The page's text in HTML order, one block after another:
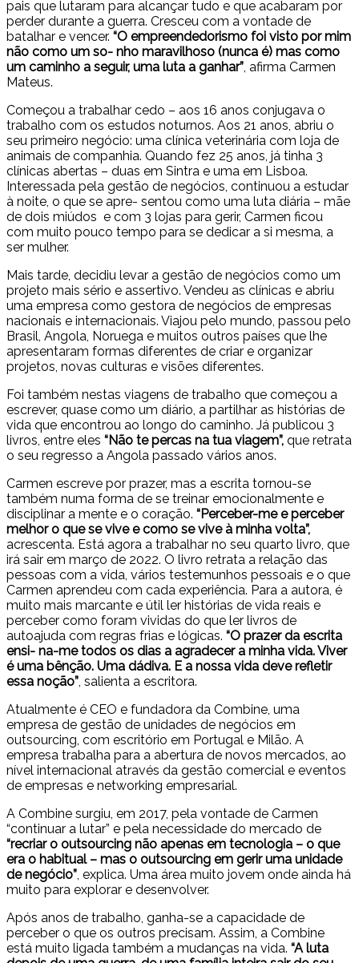
pais que lutaram para alcançar tudo e que acabaram por
perder durante a guerra. Cresceu com a vontade de
batalhar e vencer. “O empreendedorismo foi visto por mim
não como um so- nho maravilhoso (nunca é) mas como
um caminho a seguir, uma luta a ganhar”, afirma Carmen
Mateus.
Começou a trabalhar cedo – aos 16 anos conjugava o
trabalho com os estudos noturnos. Aos 21 anos, abriu o
seu primeiro negócio: uma clínica veterinária com loja de
animais de companhia. Quando fez 25 anos, já tinha 3
clínicas abertas – duas em Sintra e uma em Lisboa.
Interessada pela gestão de negócios, continuou a estudar
à noite, o que se apre- sentou como uma luta diária – mãe
de dois miúdos e com 3 lojas para gerir, Carmen ficou
com muito pouco tempo para se dedicar a si mesma, a
ser mulher.
Mais tarde, decidiu levar a gestão de negócios como um
projeto mais sério e assertivo. Vendeu as clínicas e abriu
uma empresa como gestora de negócios de empresas
nacionais e internacionais. Viajou pelo mundo, passou pelo
Brasil, Angola, Noruega e muitos outros países que lhe
apresentaram formas diferentes de criar e organizar
projetos, novas culturas e visões diferentes.
Foi também nestas viagens de trabalho que começou a
escrever, quase como um diário, a partilhar as histórias de
vida que encontrou ao longo do caminho. Já publicou 3
livros, entre eles “Não te percas na tua viagem”, que retrata
o seu regresso a Angola passado vários anos.
Carmen escreve por prazer, mas a escrita tornou-se
também numa forma de se treinar emocionalmente e
disciplinar a mente e o coração. “Perceber-me e perceber
melhor o que se vive e como se vive à minha volta”,
acrescenta. Está agora a trabalhar no seu quarto livro, que
irá sair em março de 2022. O livro retrata a relação das
pessoas com a vida, vários testemunhos pessoais e o que
Carmen aprendeu com cada experiência. Para a autora, é
muito mais marcante e útil ler histórias de vida reais e
perceber como foram vividas do que ler livros de
autoajuda com regras frias e lógicas. “O prazer da escrita
ensi- na-me todos os dias a agradecer a minha vida. Viver
é uma bênção. Uma dádiva. E a nossa vida deve refletir
essa noção”, salienta a escritora.
Atualmente é CEO e fundadora da Combine, uma
empresa de gestão de unidades de negócios em
outsourcing, com escritório em Portugal e Milão. A
empresa trabalha para a abertura de novos mercados, ao
nível internacional através da gestão comercial e eventos
de empresas e networking empresarial.
A Combine surgiu, em 2017, pela vontade de Carmen
“continuar a lutar” e pela necessidade do mercado de
“recriar o outsourcing não apenas em tecnologia – o que
era o habitual – mas o outsourcing em gerir uma unidade
de negócio”, explica. Uma área muito jovem onde ainda há
muito para explorar e desenvolver.
Após anos de trabalho, ganha-se a capacidade de
perceber o que os outros precisam. Assim, a Combine
está muito ligada também a mudanças na vida. “A luta